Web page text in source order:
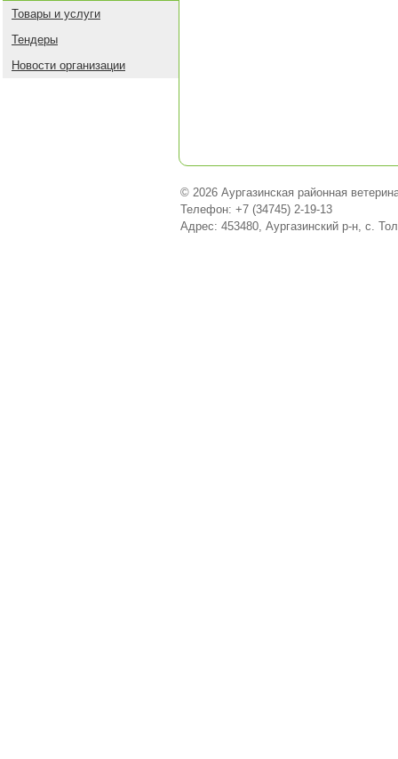
Товары и услуги
Тендеры
Новости организации
© 2026 Аургазинская районная
Телефон: +7 (34745) 2-19-13
Адрес: 453480, Аургазинский р-н, с.